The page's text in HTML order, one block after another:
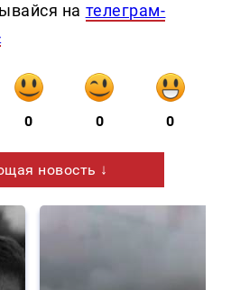
на телеграм-
0 0 0
новость ↓